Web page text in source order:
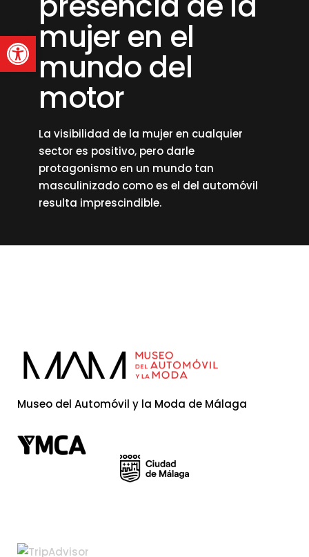
Abrir barra de
mujer en el
mundo del
motor
La visibilidad de la mujer en cualquier
sector es positivo, pero darle
protagonismo en un mundo tan
masculinizado como es el del automóvil
resulta imprescindible.
Museo del Automóvil y la Moda de Málaga